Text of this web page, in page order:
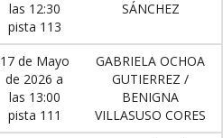
las 12:30
pista 113
SÁNCHEZ
17 de Mayo
de 2026 a
las 13:00
pista 111
GABRIELA OCHOA
GUTIERREZ /
BENIGNA
VILLASUSO CORES